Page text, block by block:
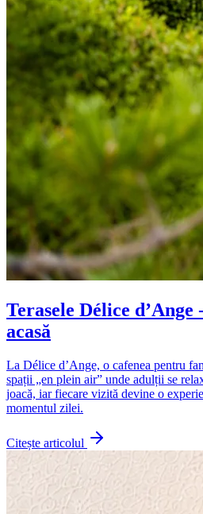
Terasele Délice d’Ange
acasă
La Délice d’Ange, o cafenea pentru
spații „en plein air” unde adulții se
joacă, iar fiecare vizită devine o
momentul zilei.
Citește articolul